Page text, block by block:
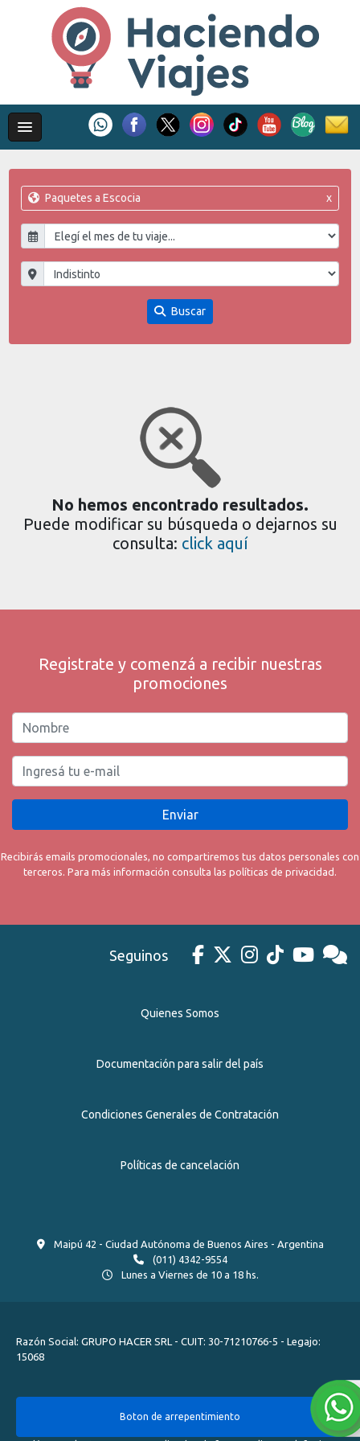
Paquetes a Escocia x
Buscar
No hemos encontrado resultados.
Puede modificar su búsqueda o dejarnos su
consulta: click aquí
Registrate y comenzá a recibir nuestras
promociones
Enviar
Recibirás emails promocionales, no compartiremos tus datos personales con
terceros. Para más información consulta las políticas de privacidad.
Seguinos
Quienes Somos
Documentación para salir del país
Condiciones Generales de Contratación
Políticas de cancelación
Maipú 42 - Ciudad Autónoma de Buenos Aires - Argentina
(011) 4342-9554
Lunes a Viernes de 10 a 18 hs.
Razón Social: GRUPO HACER SRL - CUIT: 30-71210766-5 - Legajo:
15068
Boton de arrepentimiento